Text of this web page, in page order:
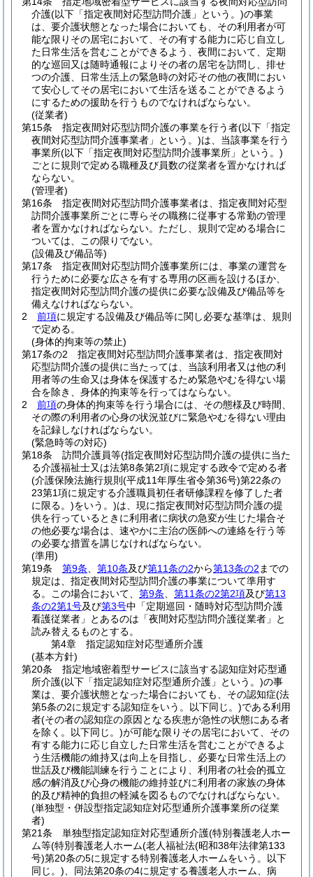
介護(以下「指定夜間対応型訪問介護」という。)の事業
は、要介護状態となった場合においても、その利用者が可
能な限りその居宅において、その有する能力に応じ自立し
た日常生活を営むことができるよう、夜間において、定期
的な巡回又は随時通報によりその者の居宅を訪問し、排せ
つの介護、日常生活上の緊急時の対応その他の夜間におい
て安心してその居宅において生活を送ることができるよう
にするための援助を行うものでなければならない。
(従業者)
第15条
指定夜間対応型訪問介護の事業を行う者(以下「指定
夜間対応型訪問介護事業者」という。)は、当該事業を行う
事業所(以下「指定夜間対応型訪問介護事業所」という。)
ごとに規則で定める職種及び員数の従業者を置かなければ
ならない。
(管理者)
第16条
指定夜間対応型訪問介護事業者は、指定夜間対応型
訪問介護事業所ごとに専らその職務に従事する常勤の管理
者を置かなければならない。 ただし、規則で定める場合に
ついては、この限りでない。
(設備及び備品等)
第17条
指定夜間対応型訪問介護事業所には、事業の運営を
行うために必要な広さを有する専用の区画を設けるほか、
指定夜間対応型訪問介護の提供に必要な設備及び備品等を
備えなければならない。
2
前項に規定する設備及び備品等に関し必要な基準は、規則
で定める。
(身体的拘束等の禁止)
第17条の2
指定夜間対応型訪問介護事業者は、指定夜間対
応型訪問介護の提供に当たっては、当該利用者又は他の利
用者等の生命又は身体を保護するため緊急やむを得ない場
合を除き、身体的拘束等を行ってはならない。
2
前項の身体的拘束等を行う場合には、その態様及び時間、
その際の利用者の心身の状況並びに緊急やむを得ない理由
を記録しなければならない。
(緊急時等の対応)
第18条
訪問介護員等(指定夜間対応型訪問介護の提供に当た
る介護福祉士又は法第8条第2項に規定する政令で定める者
(介護保険法施行規則 (平成11年厚生省令第36号)第22条の
23第1項に規定する介護職員初任者研修課程を修了した者
に限る。)をいう。)は、現に指定夜間対応型訪問介護の提
供を行っているときに利用者に病状の急変が生じた場合そ
の他必要な場合は、速やかに主治の医師への連絡を行う等
の必要な措置を講じなければならない。
(準用)
第19条
第9条 第10条及び第11条の2から第13条の2 までの
規定は、指定夜間対応型訪問介護の事業について準用す
る。
この場合において、 第9条 第11条の2第2項及び第13
条の2第1号及び第3号中「定期巡回・随時対応型訪問介護
看護従業者」とあるのは「夜間対応型訪問介護従業者」と
読み替えるものとする。
第4章
指定認知症対応型通所介護
(基本方針)
第20条
指定地域密着型サービスに該当する認知症対応型通
所介護(以下「指定認知症対応型通所介護」という。)の事
業は、要介護状態となった場合においても、その認知症(法
第5条の2に規定する認知症をいう。以下同じ。)である利用
者(その者の認知症の原因となる疾患が急性の状態にある者
を除く。以下同じ。)が可能な限りその居宅において、その
有する能力に応じ自立した日常生活を営むことができるよ
う生活機能の維持又は向上を目指し、必要な日常生活上の
世話及び機能訓練を行うことにより、利用者の社会的孤立
感の解消及び心身の機能の維持並びに利用者の家族の身体
的及び精神的負担の軽減を図るものでなければならない。
(単独型・併設型指定認知症対応型通所介護事業所の従業
者)
第21条
単独型指定認知症対応型通所介護(特別養護老人ホー
ム等(特別養護老人ホーム(老人福祉法(昭和38年法律第133
号)第20条の5に規定する特別養護老人ホームをいう。以下
同じ。) 、同法第20条の4に規定する養護老人ホーム、病